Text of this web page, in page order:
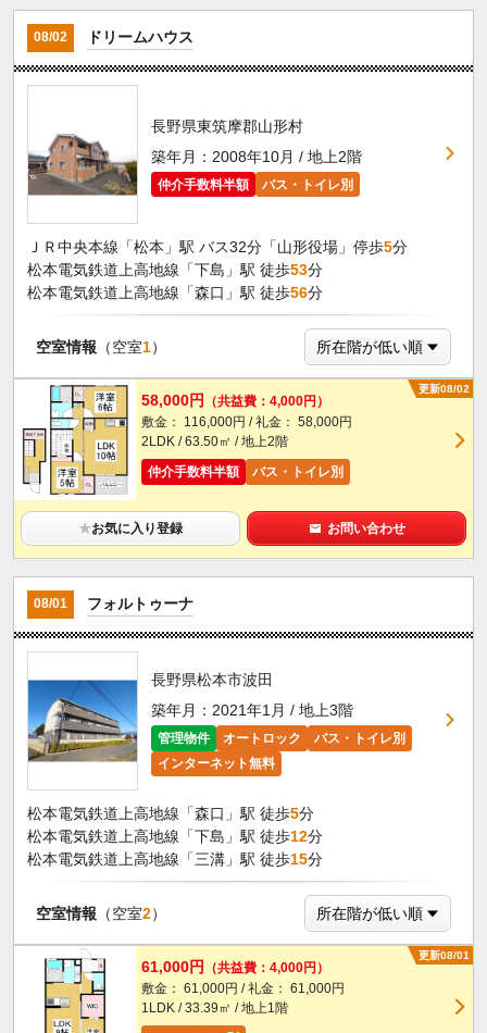
08/02 ドリームハウス
長野県東筑摩郡山形村
築年月：2008年10月 / 地上2階
仲介手数料半額 バス・トイレ別
ＪＲ中央本線「松本」駅 バス32分「山形役場」停歩5分
松本電気鉄道上高地線「下島」駅 徒歩53分
松本電気鉄道上高地線「森口」駅 徒歩56分
空室情報 （空室1）
更新08/02
58,000円
（共益費：4,000円）
敷金： 116,000円 / 礼金： 58,000円
2LDK / 63.50㎡ / 地上2階
仲介手数料半額
バス・トイレ別
★お気に入り登録 お問い合わせ
08/01 フォルトゥーナ
長野県松本市波田
築年月：2021年1月 / 地上3階
管理物件 オートロック
バス・トイレ別
インターネット無料
松本電気鉄道上高地線「森口」駅 徒歩5分
松本電気鉄道上高地線「下島」駅 徒歩12分
松本電気鉄道上高地線「三溝」駅 徒歩15分
空室情報 （空室2）
更新08/01
61,000円
（共益費：4,000円）
敷金： 61,000円 / 礼金： 61,000円
1LDK / 33.39㎡ / 地上1階